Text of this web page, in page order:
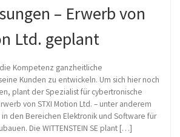
– Erwerb von
Ltd. geplant
die Kompetenz ganzheitliche
Kunden zu entwickeln. Um sich hier noch
plant der Spezialist für cybertronische
von STXI Motion Ltd. – unter anderem
den Bereichen Elektronik und Software für
Die WITTENSTEIN SE plant […]